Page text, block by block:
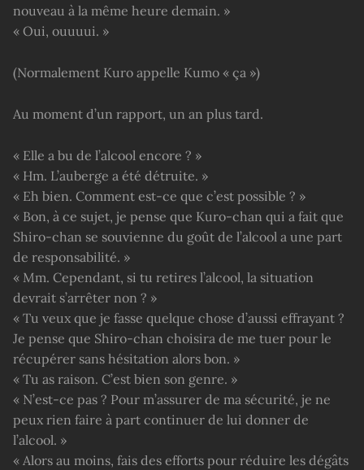
nouveau à la même heure demain. »
« Oui, ouuuui. »
(Normalement Kuro appelle Kumo « ça »)
Au moment d’un rapport, un an plus tard.
« Elle a bu de l’alcool encore ? »
« Hm. L’auberge a été détruite. »
« Eh bien. Comment est-ce que c’est possible ? »
« Bon, à ce sujet, je pense que Kuro-chan qui a fait que
Shiro-chan se souvienne du goût de l’alcool a une part
de responsabilité. »
« Mm. Cependant, si tu retires l’alcool, la situation
devrait s’arrêter non ? »
« Tu veux que je fasse quelque chose d’aussi effrayant ?
Je pense que Shiro-chan choisira de me tuer pour le
récupérer sans hésitation alors bon. »
« Tu as raison. C’est bien son genre. »
« N’est-ce pas ? Pour m’assurer de ma sécurité, je ne
peux rien faire à part continuer de lui donner de
l’alcool. »
« Alors au moins, fais des efforts pour réduire les dégâts